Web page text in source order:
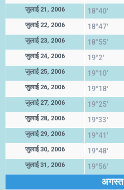
जुलाई 21, 2006 18°40'
जुलाई 22, 2006 18°47'
जुलाई 23, 2006 18°55'
जुलाई 24, 2006 19°2'
जुलाई 25, 2006 19°10'
जुलाई 26, 2006 19°18'
जुलाई 27, 2006 19°25'
जुलाई 28, 2006 19°33'
जुलाई 29, 2006 19°41'
जुलाई 30, 2006 19°48'
जुलाई 31, 2006 19°56'
अगस्त